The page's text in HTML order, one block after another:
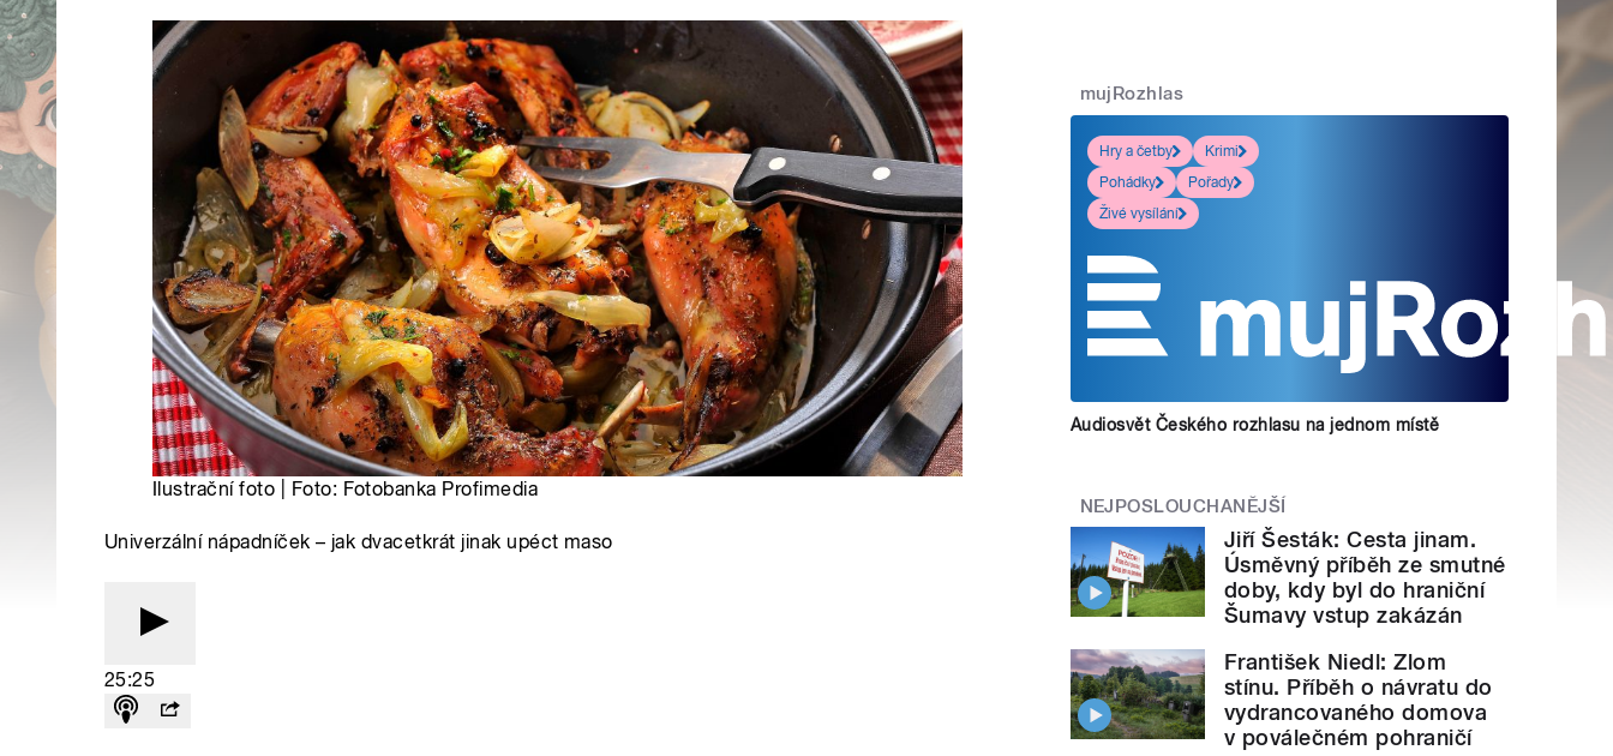
Ilustrační foto | Foto: Fotobanka Profimedia
Univerzální nápadníček – jak dvacetkrát jinak upéct maso
25:25
mujRozhlas
Hry a četby
Krimi
Pohádky
Pořady
Živé vysílání
Audiosvět Českého rozhlasu na jednom místě
NEJPOSLOUCHANĚJŠÍ
Jiří Šesták: Cesta jinam.
Úsměvný příběh ze smutné
doby, kdy byl do hraniční
Šumavy vstup zakázán
František Niedl: Zlom
stínu. Příběh o návratu do
vydrancovaného domova
v poválečném pohraničí